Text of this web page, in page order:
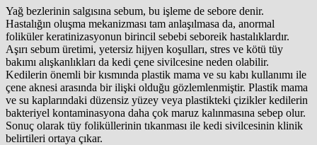
Yağ bezlerinin salgısına sebum, bu işleme de sebore denir.
Hastalığın oluşma mekanizması tam anlaşılmasa da, anormal
foliküler keratinizasyonun birincil sebebi seboreik hastalıklardır.
Aşırı sebum üretimi, yetersiz hijyen koşulları, stres ve kötü tüy
bakımı alışkanlıkları da kedi çene sivilcesine neden olabilir.
Kedilerin önemli bir kısmında plastik mama ve su kabı kullanımı ile
çene aknesi arasında bir ilişki olduğu gözlemlenmiştir. Plastik mama
ve su kaplarındaki düzensiz yüzey veya plastikteki çizikler kedilerin
bakteriyel kontaminasyona daha çok maruz kalınmasına sebep olur.
Sonuç olarak tüy foliküllerinin tıkanması ile kedi sivilcesinin klinik
belirtileri ortaya çıkar.